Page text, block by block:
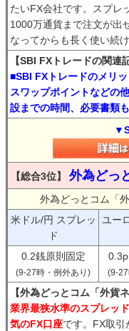
たいFX会社です。スプレ
1000万通貨まで注文が出
なってからも長く使い続け
【SBI FXトレードの関連
■SBI FXトレードのメリ
スワップポイントなどの
設までの時間、必要書類
【総合3位】 外為どっ
外為どっとコム「
米ドル/円 スプレッ
ド
ユー
0.2銭原則固定
(9-27時・例外あり) (9-
【外為どっとコム「外貨
業界最狭水準のスプレッ
気のFX口座です。FX取引